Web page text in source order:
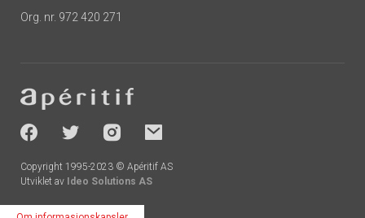
Org. nr. 972 420 271
-
socials
Copyright 1995-2023 © Apéritif AS
Utviklet av Ideo Solutions AS